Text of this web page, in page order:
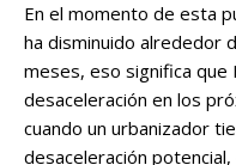
En el momento de esta
ha disminuido alrededor
meses, eso significa
desaceleración en los
cuando un urbanizador
desaceleración